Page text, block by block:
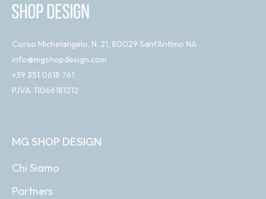
Corso Michelangelo, N. 21, 80029 Sant'Antimo NA
info@mgshopdesign.com
+39 351 0618 761
P.IVA: 11066181212
MG SHOP DESIGN
Chi Siamo
Partners